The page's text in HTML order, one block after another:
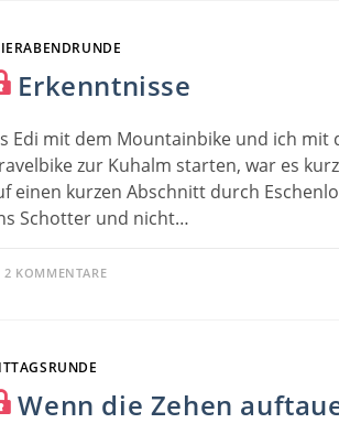
Erkenntnisse
Edi mit dem Mountainbike und ich mit
zur Kuhalm starten, war es
einen kurzen Abschnitt durch
Schotter und nicht…
2 KOMMENTARE
Wenn die Zehen